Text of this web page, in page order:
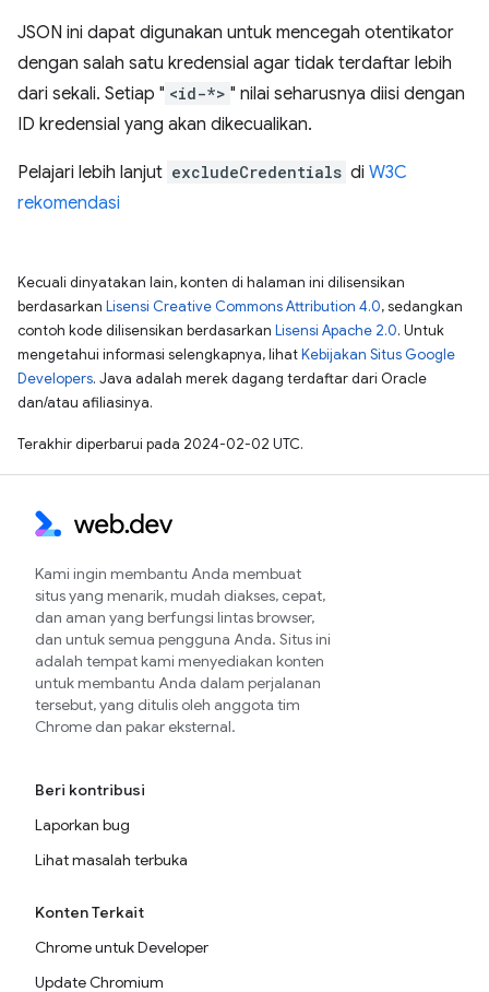
JSON ini dapat digunakan untuk mencegah otentikator
dengan salah satu kredensial agar tidak terdaftar lebih
dari sekali. Setiap " <id-*> " nilai seharusnya diisi dengan
ID kredensial yang akan dikecualikan.
Pelajari lebih lanjut excludeCredentials di W3C
rekomendasi
Kecuali dinyatakan lain, konten di halaman ini dilisensikan
berdasarkan Lisensi Creative Commons Attribution 4.0, sedangkan
contoh kode dilisensikan berdasarkan Lisensi Apache 2.0. Untuk
mengetahui informasi selengkapnya, lihatKebijakan Situs Google
Developers. Java adalah merek dagang terdaftar dari Oracle
dan/atau afiliasinya.
Terakhir diperbarui pada 2024-02-02 UTC.
Kami ingin membantu Anda membuat
situs yang menarik, mudah diakses, cepat,
dan aman yang berfungsi lintas browser,
dan untuk semua pengguna Anda. Situs ini
adalah tempat kami menyediakan konten
untuk membantu Anda dalam perjalanan
tersebut, yang ditulis oleh anggota tim
Chrome dan pakar eksternal.
Beri kontribusi
Laporkan bug
Lihat masalah terbuka
Konten Terkait
Chrome untuk Developer
Update Chromium